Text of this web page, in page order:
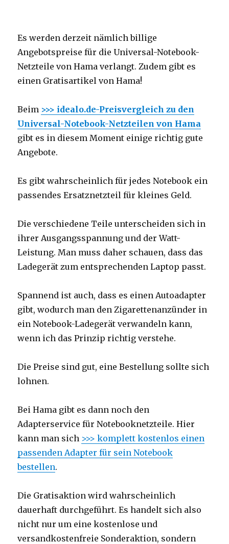
Es werden derzeit nämlich billige
Angebotspreise für die Universal-Notebook-
Netzteile von Hama verlangt. Zudem gibt es
einen Gratisartikel von Hama!
Beim >>> idealo.de-Preisvergleich zu den
Universal-Notebook-Netzteilen von Hama
gibt es in diesem Moment einige richtig gute
Angebote.
Es gibt wahrscheinlich für jedes Notebook ein
passendes Ersatznetzteil für kleines Geld.
Die verschiedene Teile unterscheiden sich in
ihrer Ausgangsspannung und der Watt-
Leistung. Man muss daher schauen, dass das
Ladegerät zum entsprechenden Laptop passt.
Spannend ist auch, dass es einen Autoadapter
gibt, wodurch man den Zigarettenanzünder in
ein Notebook-Ladegerät verwandeln kann,
wenn ich das Prinzip richtig verstehe.
Die Preise sind gut, eine Bestellung sollte sich
lohnen.
Bei Hama gibt es dann noch den
Adapterservice für Notebooknetzteile. Hier
kann man sich >>> komplett kostenlos einen
passenden Adapter für sein Notebook
bestellen.
Die Gratisaktion wird wahrscheinlich
dauerhaft durchgeführt. Es handelt sich also
nicht nur um eine kostenlose und
versandkostenfreie Sonderaktion, sondern